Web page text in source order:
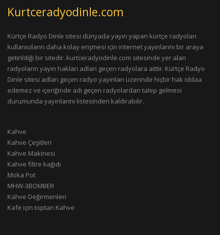
Kurtceradyodinle.com
Kürtçe Radyo Dinle sitesi dünyada yayın yapan kürtçe radyoları
kullanıcıların daha kolay erişmesi için internet yayınlarını bir araya
getirildiği bir sitedir. kurtceradyodinle.com sitesinde yer alan
radyoların yayın hakları adları geçen radyolara aittir. Kürtçe Radyo
Dinle sitesi adları geçen radyo yayınları üzerinde hiçbir hak iddaa
edemez ve içeriğinde adı geçen radyolardan talep gelmesi
durumunda yayınlarını listesinden kaldırabilir.
Kahve
Kahve Çeşitleri
Kahve Makinesi
Kahve filtre kağıdı
Moka Pot
MHW-3BOMBER
Kahve Değirmenleri
Kafe için toptan Kahve